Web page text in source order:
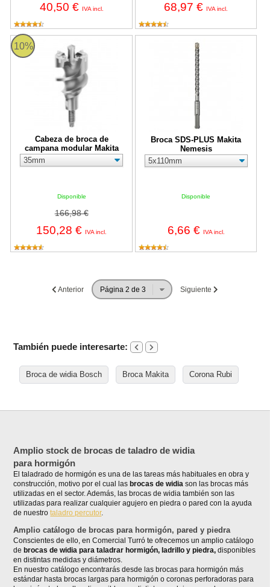
40,50 € IVA incl. 68,97 € IVA incl.
10%
Cabeza de broca de
campana modular Makita
Disponible
166,98 €
150,28 € IVA incl.
Cabeza de broca de campana modular Makita
Broca SDS-PLUS Makita
Nemesis
Disponible
6,66 € IVA incl.
Broca SDS-PLUS Makita
Anterior Siguiente
También puede interesarte:
Broca de widia Bosch Broca Makita Corona Rubi
Amplio stock de brocas de taladro de widia
para hormigón
El taladrado de hormigón es una de las tareas más habituales en obra y
construcción, motivo por el cual las brocas de widia son las brocas más
utilizadas en el sector. Además, las brocas de widia también son las
utilizadas para realizar cualquier agujero en piedra o pared con la ayuda
de nuestrotaladro percutor.
Amplio catálogo de brocas para hormigón, pared y piedra
Conscientes de ello, en Comercial Turró te ofrecemos un amplio catálogo
de brocas de widia para taladrar hormigón, ladrillo y piedra, disponibles
en distintas medidas y diámetros.
En nuestro catálogo encontrarás desde las brocas para hormigón más
estándar hasta brocas largas para hormigón o coronas perforadoras para